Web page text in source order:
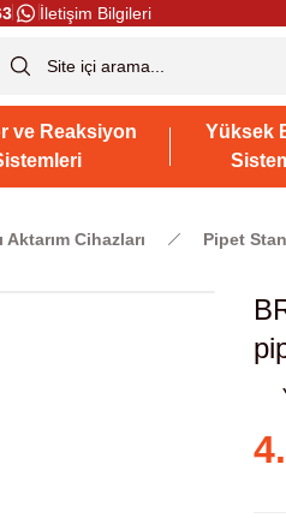
İletişim Bilgileri
ve Reaksiyon
Yüksek
Aktarım Cihazları Pipet